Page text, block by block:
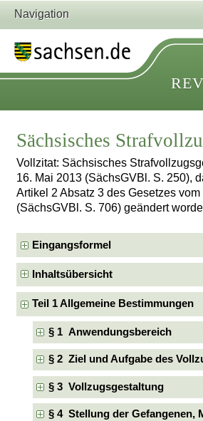
Navigation
Sächsisches
Vollzitat: Sächsisches
16. Mai 2013 (SächsGVBl. S. 250),
Artikel 2 Absatz 3 des Gesetzes
(SächsGVBl. S. 706) geändert
Eingangsformel
Inhaltsübersicht
Teil 1 Allgemeine Bestimmungen
§ 1 Anwendungsbereich
§ 2 Ziel und Aufgabe des
§ 3 Vollzugsgestaltung
§ 4 Stellung der Gefangenen,